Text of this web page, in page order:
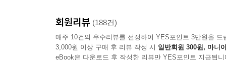
교회에 다녀오다가 운전 부주의로 인해 가드레일
얼마 후, 그녀의 약혼자였던 다카유키는 도모미
인연의 끈을 놓지 않았던 다카유키는 기꺼이 초대
회원리뷰 (188건)
매주 10건의 우수리뷰를 선정하여 YES포인트 3만원을 드
3,000원 이상 구매 후 리뷰 작성 시 일반회원 300원, 마니
eBook은 다운로드 후 작성한 리뷰만 YES포인트 지급됩니